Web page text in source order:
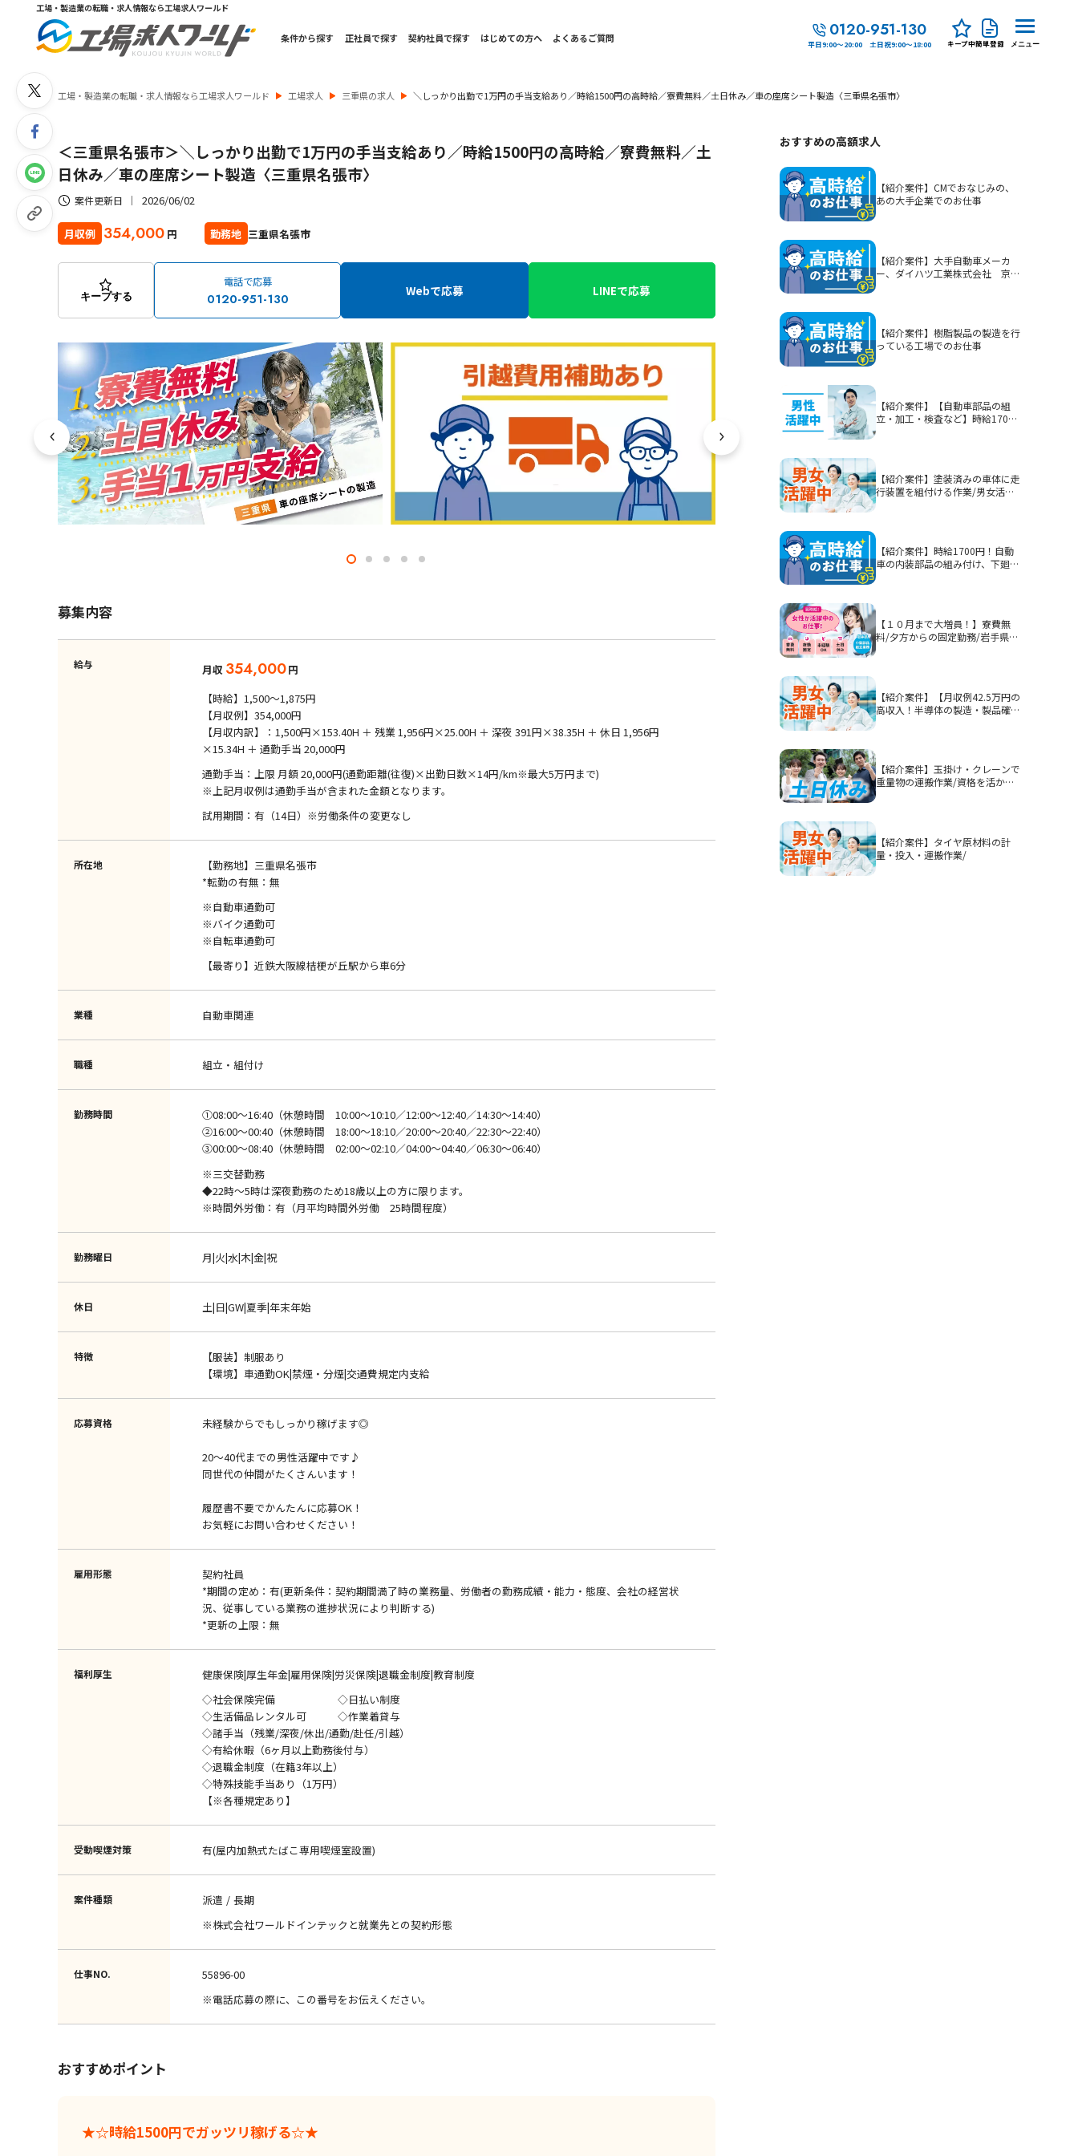
工場・製造業の転職・求人情報なら工場求人ワールド
条件から探す 正社員で探す 契約社員で探す はじめての方へ よくあるご質問 0120-951-130
平日9:00～20:00 土日祝9:00～18:00 キープ中簡単登録 メニュー
工場・製造業の転職・求人情報なら工場求人ワールド 工場求人 三重県の求人 ＼しっかり出勤で1万円の手当支給あり／時給1500円の高時給／寮費無料／土日休み／車の座席シート製造〈三重県名張市〉
＜三重県名張市＞＼しっかり出勤で1万円の手当支給あり／時給1500円の高時給／寮費無料／土
日休み／車の座席シート製造〈三重県名張市〉
案件更新日 2026/06/02
月収例 354,000 円 勤務地 三重県名張市
キープする
電話で応募
0120-951-130 Webで応募 LINEで応募
募集内容
給与 月収 354,000円
【時給】1,500～1,875円
【月収例】354,000円
【月収内訳】：1,500円×153.40H ＋ 残業 1,956円×25.00H ＋ 深夜 391円×38.35H ＋ 休日 1,956円
×15.34H ＋ 通勤手当 20,000円
通勤手当：上限 月額 20,000円(通勤距離(往復)×出勤日数×14円/km※最大5万円まで)
※上記月収例は通勤手当が含まれた金額となります。
試用期間：有（14日）※労働条件の変更なし
所在地
【勤務地】三重県名張市
*転勤の有無：無
※自動車通勤可
※バイク通勤可
※自転車通勤可
【最寄り】近鉄大阪線桔梗が丘駅から車6分
業種 自動車関連
職種 組立・組付け
勤務時間
①08:00～16:40（休憩時間 10:00～10:10／12:00～12:40／14:30～14:40）
②16:00～00:40（休憩時間 18:00～18:10／20:00～20:40／22:30～22:40）
③00:00～08:40（休憩時間 02:00～02:10／04:00～04:40／06:30～06:40）
※三交替勤務
◆22時～5時は深夜勤務のため18歳以上の方に限ります。
※時間外労働：有（月平均時間外労働 25時間程度）
勤務曜日 月|火|水|木|金|祝
休日 土|日|GW|夏季|年末年始
特徴
【服装】制服あり
【環境】車通勤OK|禁煙・分煙|交通費規定内支給
応募資格 未経験からでもしっかり稼げます◎
20～40代までの男性活躍中です♪
同世代の仲間がたくさんいます！
履歴書不要でかんたんに応募OK！
お気軽にお問い合わせください！
雇用形態
契約社員
*期間の定め：有(更新条件：契約期間満了時の業務量、労働者の勤務成績・能力・態度、会社の経営状
況、従事している業務の進捗状況により判断する)
*更新の上限：無
福利厚生
健康保険|厚生年金|雇用保険|労災保険|退職金制度|教育制度
◇社会保険完備 ◇日払い制度
◇生活備品レンタル可 ◇作業着貸与
◇諸手当（残業/深夜/休出/通勤/赴任/引越）
◇有給休暇（6ヶ月以上勤務後付与）
◇退職金制度（在籍3年以上）
◇特殊技能手当あり（1万円）
【※各種規定あり】
受動喫煙対策 有(屋内加熱式たばこ専用喫煙室設置)
案件種類 派遣
長期
※株式会社ワールドインテックと就業先との契約形態
仕事NO.
55896-00
※電話応募の際に、この番号をお伝えください。
おすすめポイント
★☆時給1500円でガッツリ稼げる☆★
おすすめの高額求人
【紹介案件】CMでおなじみの、
あの大手企業でのお仕事
【紹介案件】大手自動車メーカ
ー、ダイハツ工業株式会社 京都
【紹介案件】樹脂製品の製造を行
っている工場でのお仕事
【紹介案件】【自動車部品の組
立・加工・検査など】時給1700
【紹介案件】塗装済みの車体に走
行装置を組付ける作業/男女活躍
【紹介案件】時給1700円！自動
車の内装部品の組み付け、下廻り
【１０月まで大増員！】寮費無
料/夕方からの固定勤務/岩手県釜
【紹介案件】【月収例42.5万円の
高収入！半導体の製造・製品確
躍【紹介案件】玉掛け・クレーンで
重量物の運搬作業/資格を活かし
【紹介案件】タイヤ原材料の計
量・投入・運搬作業/